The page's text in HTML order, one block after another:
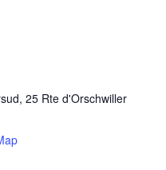
25 Rte d'Orschwiller